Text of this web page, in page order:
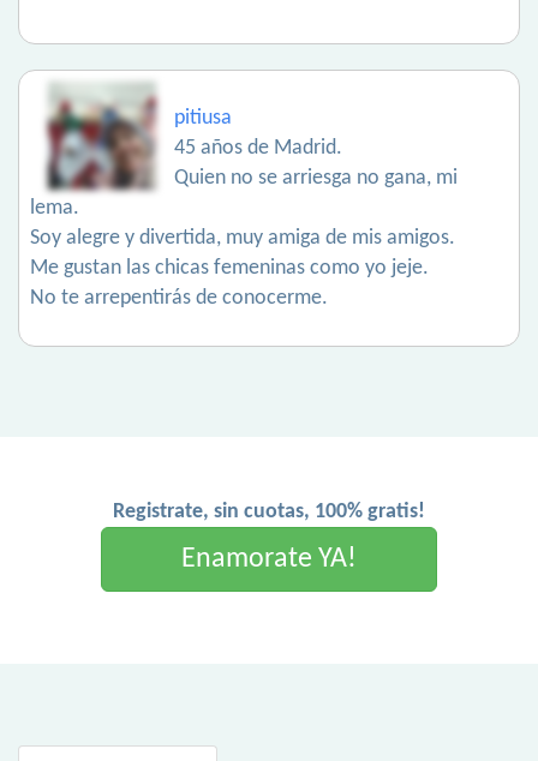
pitiusa
45 años de Madrid.
Quien no se arriesga no gana, mi
lema.
Soy alegre y divertida, muy amiga de mis amigos.
Me gustan las chicas femeninas como yo jeje.
No te arrepentirás de conocerme.
Registrate, sin cuotas, 100% gratis!
Enamorate YA!